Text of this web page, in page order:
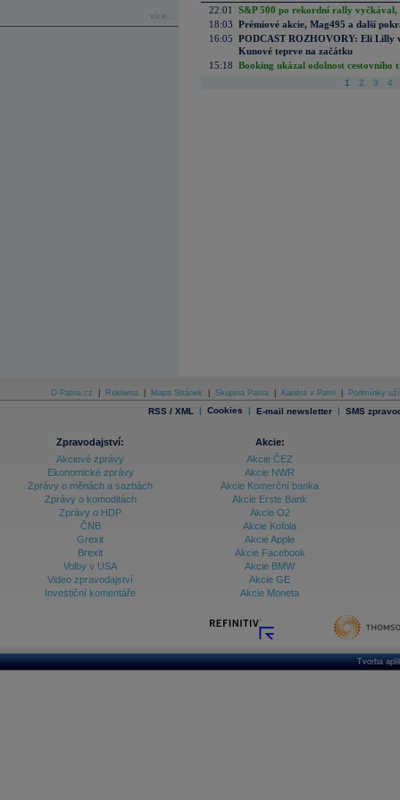
více...
22:01
S&P 500 po rekordní rally vyčkával,
18:03 Prémiové akcie, Mag495 a další
16:05 PODCAST ROZHOVORY: Eli Lilly
Kunové teprve na začátku
15:18 Booking ukázal odolnost cestovního
1 2 3 4
O Patria.cz Reklama Mapa Stránek Skupina Patria Kariéra v Patrii Podmínky
RSS / XML | Cookies | E-mail newsletter | SMS
Zpravodajství:
Akciové zprávy
Ekonomické zprávy
Zprávy o měnách a sazbách
Zprávy o komoditách
Zprávy o HDP
ČNB
Grexit
Brexit
Volby v USA
Video zpravodajství
Investiční komentáře
Akcie:
Akcie ČEZ
Akcie NWR
Akcie Komerční banka
Akcie Erste Bank
Akcie O2
Akcie Kofola
Akcie Apple
Akcie Facebook
Akcie BMW
Akcie GE
Akcie Moneta
Tvorba